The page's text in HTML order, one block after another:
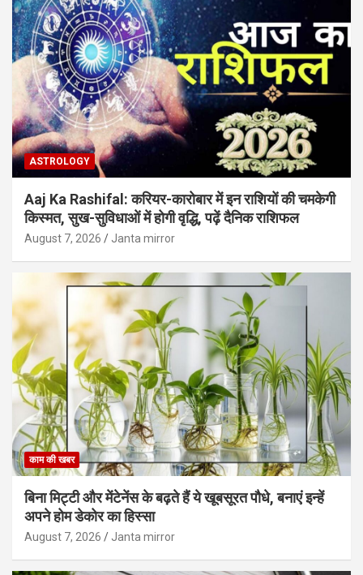
ASTROLOGY
Aaj Ka Rashifal: करियर-कारोबार में इन राशियों की चमकेगी
किस्मत, सुख-सुविधाओं में होगी वृद्धि, पढ़ें दैनिक राशिफल
August 7, 2026 Janta mirror
काम की खबर
बिना मिट्टी और मेंटेनेंस के बढ़ते हैं ये खूबसूरत पौधे, बनाएं इन्‍हें
अपने होम डेकोर का हिस्‍सा
August 7, 2026 Janta mirror